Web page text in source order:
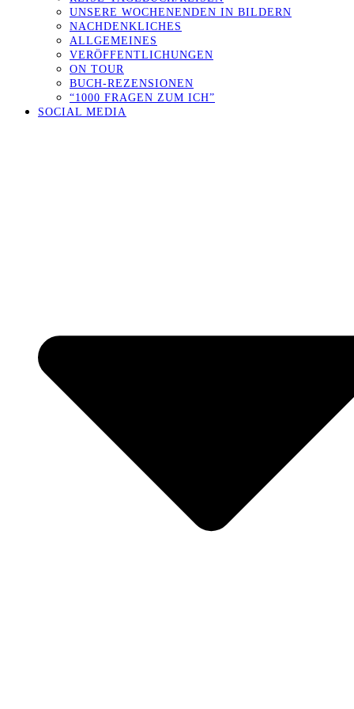
UNSERE WOCHENENDEN IN BILDERN
NACHDENKLICHES
ALLGEMEINES
VERÖFFENTLICHUNGEN
ON TOUR
BUCH-REZENSIONEN
“1000 FRAGEN ZUM ICH”
SOCIAL MEDIA